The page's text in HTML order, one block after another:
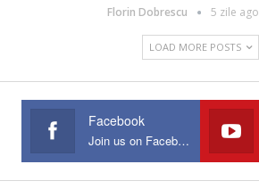
Florin Dobrescu 5 zile ago
LOAD MORE POSTS
Facebook
Join us on Facebook